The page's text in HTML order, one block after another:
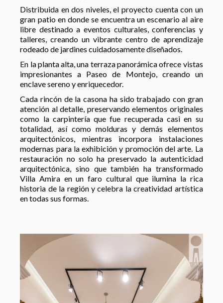
Distribuida en dos niveles, el proyecto cuenta con un
gran patio en donde se encuentra un escenario al aire
libre destinado a eventos culturales, conferencias y
talleres, creando un vibrante centro de aprendizaje
rodeado de jardines cuidadosamente diseñados.
En la planta alta, una terraza panorámica ofrece vistas
impresionantes a Paseo de Montejo, creando un
enclave sereno y enriquecedor.
Cada rincón de la casona ha sido trabajado con gran
atención al detalle, preservando elementos originales
como la carpintería que fue recuperada casi en su
totalidad, así como molduras y demás elementos
arquitectónicos, mientras incorpora instalaciones
modernas para la exhibición y promoción del arte. La
restauración no solo ha preservado la autenticidad
arquitectónica, sino que también ha transformado
Villa Amira en un faro cultural que ilumina la rica
historia de la región y celebra la creatividad artística
en todas sus formas.